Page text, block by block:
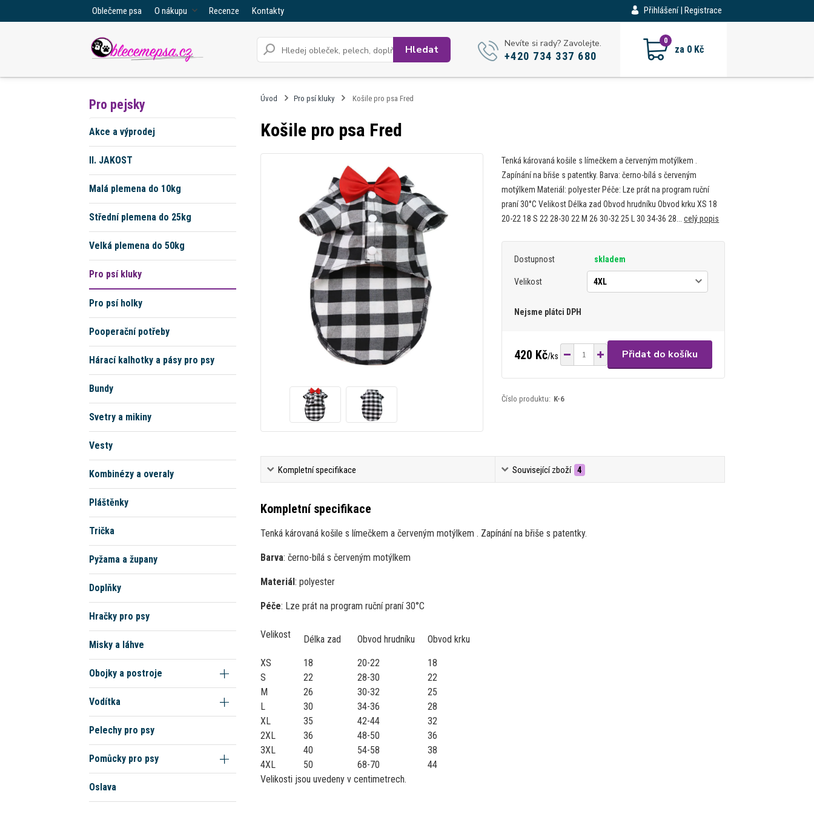
Oblečeme psa O nákupu Recenze Kontakty Přihlášení | Registrace
Hledat Nevíte si rady? Zavolejte.
+420 734 337 680
0
za 0 Kč
Pro pejsky
Akce a výprodej
II. JAKOST
Malá plemena do 10kg
Střední plemena do 25kg
Velká plemena do 50kg
Pro psí kluky
Pro psí holky
Pooperační potřeby
Hárací kalhotky a pásy pro psy
Bundy
Svetry a mikiny
Vesty
Kombinézy a overaly
Pláštěnky
Trička
Pyžama a župany
Doplňky
Hračky pro psy
Misky a láhve
Obojky a postroje
Vodítka
Pelechy pro psy
Pomůcky pro psy
Oslava
Úvod Pro psí kluky Košile pro psa Fred
Košile pro psa Fred
Tenká károvaná košile s límečkem a červeným motýlkem .
Zapínání na břiše s patentky. Barva: černo-bílá s červeným
motýlkem Materiál: polyester Péče: Lze prát na program ruční
praní 30°C Velikost Délka zad Obvod hrudníku Obvod krku XS 18
20-22 18 S 22 28-30 22 M 26 30-32 25 L 30 34-36 28...celý popis
Dostupnost skladem
Velikost
Nejsme plátci DPH
420 Kč/ks Přidat do košíku
Číslo produktu: K-6
Kompletní specifikace Související zboží 4
Kompletní specifikace
Tenká károvaná košile s límečkem a červeným motýlkem . Zapínání na břiše s patentky.
Barva: černo-bílá s červeným motýlkem
Materiál: polyester
Péče: Lze prát na program ruční praní 30°C
Velikost Délka zad Obvod hrudníku Obvod krku
XS 18 20-22
18
S
22 28-30
22
M
26 30-32
25
L
30 34-36
28
XL
35 42-44
32
2XL
36 48-50
36
3XL
40 54-58
38
4XL
50 68-70
44
Velikosti jsou uvedeny v centimetrech.